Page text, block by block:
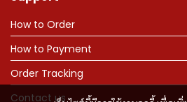
How to Order
How to Payment
Order Tracking
Contact us